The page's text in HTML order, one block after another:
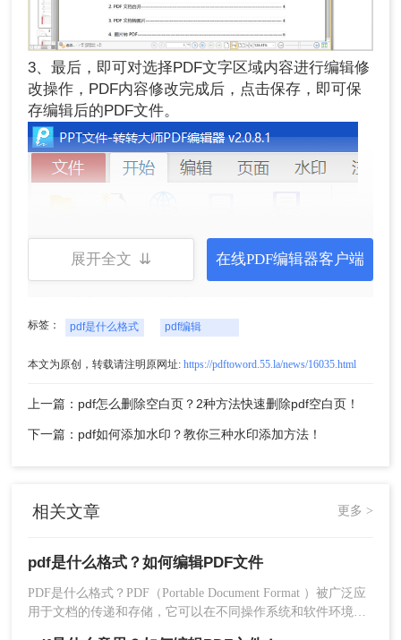
3、最后，即可对选择PDF文字区域内容进行编辑修
改操作，PDF内容修改完成后，点击保存，即可保
存编辑后的PDF文件。
虽然PDF文件的编辑需要专业软件或在线工具，但
文件转换回PDF格式。
总结：
通过上述方法，我们可以对PDF文件进行编辑。无
论是使用专业软件还是在线工具，或者进行格式转
换，都可以帮助我们实现PDF文件的编辑需求。
展开全文 ⇊ 在线PDF编辑器客户端
标签： pdf是什么格式 pdf编辑
本文为原创，转载请注明原网址: https://pdftoword.55.la/news/16035.html
上一篇：pdf怎么删除空白页？2种方法快速删除pdf空白页！
下一篇：pdf如何添加水印？教你三种水印添加方法！
相关文章 更多 >
pdf是什么格式？如何编辑PDF文件
PDF是什么格式？PDF（Portable Document Format ）被广泛应
用于文档的传递和存储，它可以在不同操作系统和软件环境下